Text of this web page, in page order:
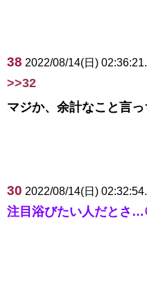
38 2022/08/14(日)
>>32
マジか、余計なこと言
30 2022/08/14(日)
注目浴びたい人だとさ